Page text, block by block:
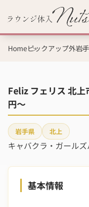
Homeピックアップ外岩
Feliz フェリス 北
円～
岩手県 北上
キャバクラ・ガールズ
基本情報